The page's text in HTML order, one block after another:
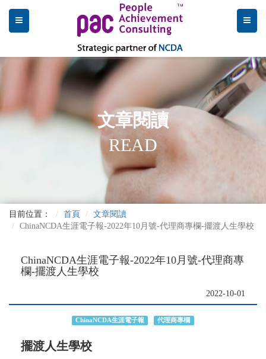
文章閱讀
READ
目前位置： 首頁
文章閱讀
ChinaNCDA生涯電子報-2022年10月號-代理商專欄-擺渡人生學校
ChinaNCDA生涯電子報-2022年10月號-代理商專
欄-擺渡人生學校
2022-10-01
ChinaNCDA生涯電子報 代理商專欄
擺渡人生學校